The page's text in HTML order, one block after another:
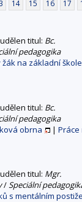
14 15 16 17
titul: Bc.
pedagogika
na základní
titul: Bc.
pedagogika
obrna |
titul: Mgr.
/Speciální
s mentálním